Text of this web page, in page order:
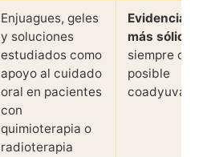
Enjuagues, geles
y soluciones
estudiados como
apoyo al cuidado
oral en pacientes
con
quimioterapia o
radioterapia
Evidencia
más sólida
siempre
posible